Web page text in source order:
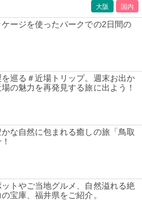
大阪 国内
ージを使ったパークでの2日間の
巡る＃近場トリップ。週末お出か
の魅力を再発見する旅に出よう！
な自然に包まれる癒しの旅「鳥取
トやご当地グルメ、自然溢れる絶
宝庫、福井県をご紹介。